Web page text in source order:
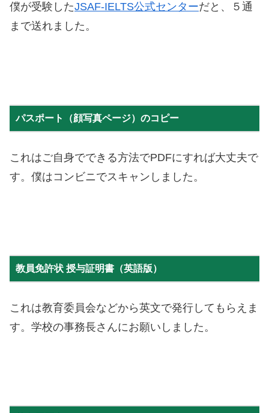
僕が受験したJSAF-IELTS公式センターだと、５通
まで送れました。
パスポート（顔写真ページ）のコピー
これはご自身でできる方法でPDFにすれば大丈夫で
す。僕はコンビニでスキャンしました。
教員免許状 授与証明書（英語版）
これは教育委員会などから英文で発行してもらえま
す。学校の事務長さんにお願いしました。